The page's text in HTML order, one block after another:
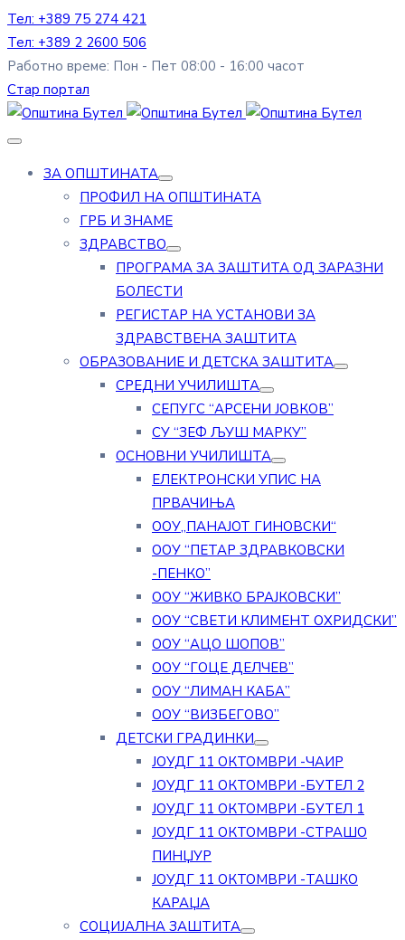
Тел: +389 75 274 421
Тел: +389 2 2600 506
Работно време: Пон - Пет 08:00 - 16:00 часот
Стар портал
ЗА ОПШТИНАТА
ПРОФИЛ НА ОПШТИНАТА
ГРБ И ЗНАМЕ
ЗДРАВСТВО
ПРОГРАМА ЗА ЗАШТИТА ОД ЗАРАЗНИ
БОЛЕСТИ
РЕГИСТАР НА УСТАНОВИ ЗА
ЗДРАВСТВЕНА ЗАШТИТА
ОБРАЗОВАНИЕ И ДЕТСКА ЗАШТИТА
СРЕДНИ УЧИЛИШТА
СЕПУГС “АРСЕНИ ЈОВКОВ”
СУ “ЗЕФ ЉУШ МАРКУ”
ОСНОВНИ УЧИЛИШТА
ЕЛЕКТРОНСКИ УПИС НА
ПРВАЧИЊА
ООУ„ПАНАЈОТ ГИНОВСКИ“
ООУ “ПЕТАР ЗДРАВКОВСКИ
-ПЕНКО”
ООУ “ЖИВКО БРАЈКОВСКИ”
ООУ “СВЕТИ КЛИМЕНТ ОХРИДСКИ”
ООУ “АЦО ШОПОВ”
ООУ “ГОЦЕ ДЕЛЧЕВ”
ООУ “ЛИМАН КАБА”
ООУ “ВИЗБЕГОВО”
ДЕТСКИ ГРАДИНКИ
ЈОУДГ 11 ОКТОМВРИ -ЧАИР
ЈОУДГ 11 ОКТОМВРИ -БУТЕЛ 2
ЈОУДГ 11 ОКТОМВРИ -БУТЕЛ 1
ЈОУДГ 11 ОКТОМВРИ -СТРАШО
ПИНЏУР
ЈОУДГ 11 ОКТОМВРИ -ТАШКО
КАРАЏА
СОЦИЈАЛНА ЗАШТИТА